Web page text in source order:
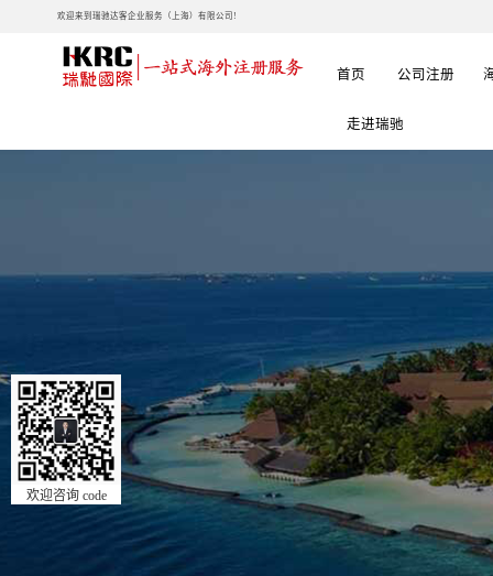
欢迎来到瑞驰达客企业服务（上海）有限公司!
首页 公司注册
走进瑞驰
欢迎咨询 code